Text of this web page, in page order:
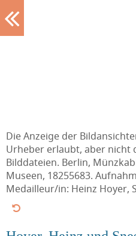
Die Anzeige der
Urheber erlaubt, aber nicht
Bilddateien. Berlin,
Museen, 18255683.
Medailleur/in: Heinz Hoyer,